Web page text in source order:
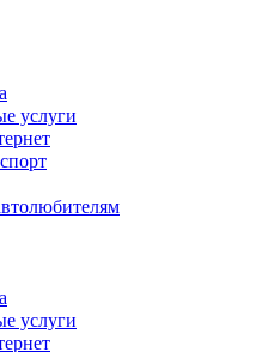
услуги
услуги